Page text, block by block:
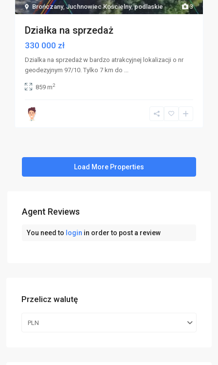
3
Brończany,Juchnowiec Kościelny,podlaskie
Działka na sprzedaż
330 000 zł
Dzialka na sprzedaż w bardzo atrakcyjnej lokalizacji o nr
geodezyjnym 97/10. Tylko 7 km do ...
859 m2
Agent Reviews
You need to login in order to post a review
Przelicz walutę
PLN